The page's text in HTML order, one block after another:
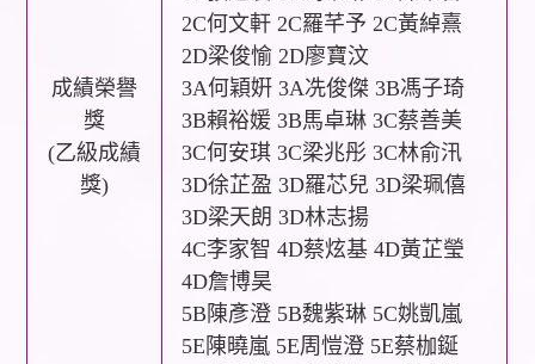
成績榮譽
獎
(乙級成績
獎)
2C何文軒 2C羅芊予 2C黃綽熹
2D梁俊愉 2D廖寶汶
3A何穎姸 3A冼俊傑 3B馮子琦
3B賴裕媛 3B馬卓琳 3C蔡善美
3C何安琪 3C梁兆彤 3C林俞汛
3D徐芷盈 3D羅芯兒 3D梁珮僖
3D梁天朗 3D林志揚
4C李家智 4D蔡炫基 4D黃芷瑩
4D詹博昊
5B陳彥澄 5B魏紫琳 5C姚凱嵐
5E陳曉嵐 5E周愷澄 5E蔡枷鋋